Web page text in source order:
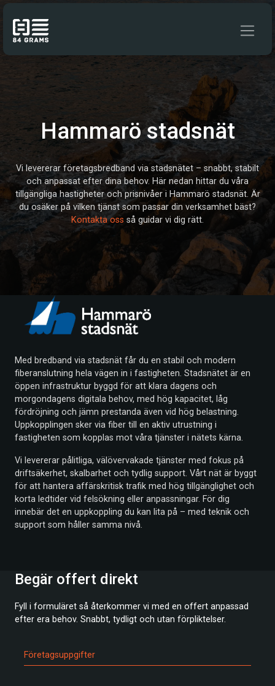
Hoppa till innehåll
Hammarö stadsnät
Vi levererar företagsbredband via stadsnätet – snabbt, stabilt
och anpassat efter dina behov. Här nedan hittar du våra
tillgängliga hastigheter och prisnivåer i Hammarö stadsnät. Är
du osäker på vilken tjänst som passar din verksamhet bäst?
Kontakta oss så guidar vi dig rätt.
Med bredband via stadsnät får du en stabil och modern
fiberanslutning hela vägen in i fastigheten. Stadsnätet är en
öppen infrastruktur byggd för att klara dagens och
morgondagens digitala behov, med hög kapacitet, låg
fördröjning och jämn prestanda även vid hög belastning.
Uppkopplingen sker via fiber till en aktiv utrustning i
fastigheten som kopplas mot våra tjänster i nätets kärna.
Vi levererar pålitliga, välövervakade tjänster med fokus på
driftsäkerhet, skalbarhet och tydlig support. Vårt nät är byggt
för att hantera affärskritisk trafik med hög tillgänglighet och
korta ledtider vid felsökning eller anpassningar. För dig
innebär det en uppkoppling du kan lita på – med teknik och
support som håller samma nivå.
Begär offert direkt
Fyll i formuläret så återkommer vi med en offert anpassad
efter era behov. Snabbt, tydligt och utan förpliktelser.
Företagsuppgifter